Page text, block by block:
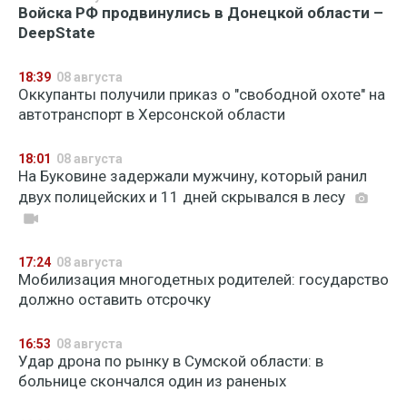
Войска РФ продвинулись в Донецкой области –
DeepState
18:39 08 августа
Оккупанты получили приказ о "свободной охоте" на
автотранспорт в Херсонской области
18:01 08 августа
На Буковине задержали мужчину, который ранил
двух полицейских и 11 дней скрывался в лесу
17:24 08 августа
Мобилизация многодетных родителей: государство
должно оставить отсрочку
16:53 08 августа
Удар дрона по рынку в Сумской области: в
больнице скончался один из раненых